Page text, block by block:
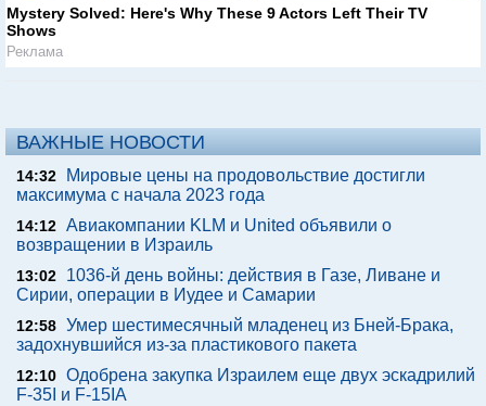
Mystery Solved: Here's Why These 9 Actors Left Their TV
Shows
Реклама
ВАЖНЫЕ НОВОСТИ
14:32
Мировые цены на продовольствие достигли
максимума с начала 2023 года
14:12 Авиакомпании KLM и United объявили о
возвращении в Израиль
13:02
1036-й день войны: действия в Газе, Ливане и
Сирии, операции в Иудее и Самарии
12:58 Умер шестимесячный младенец из Бней-Брака,
задохнувшийся из-за пластикового пакета
12:10 Одобрена закупка Израилем еще двух эскадрилий
F-35I и F-15IA